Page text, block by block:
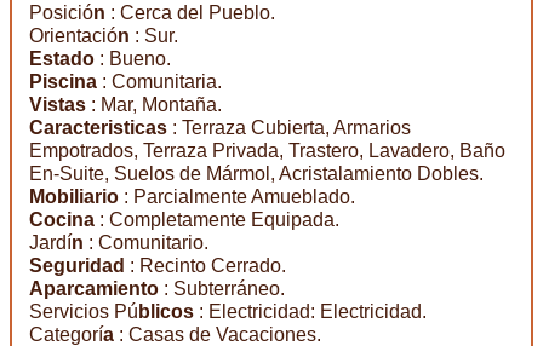
Posición : Cerca del Pueblo.
Orientación : Sur.
Estado : Bueno.
Piscina : Comunitaria.
Vistas : Mar, Montaña.
Caracteristicas : Terraza Cubierta, Armarios
Empotrados, Terraza Privada, Trastero, Lavadero, Baño
En-Suite, Suelos de Mármol, Acristalamiento Dobles.
Mobiliario : Parcialmente Amueblado.
Cocina : Completamente Equipada.
Jardín : Comunitario.
Seguridad : Recinto Cerrado.
Aparcamiento : Subterráneo.
Servicios Pú blicos : Electricidad: Electricidad.
Categoría : Casas de Vacaciones.